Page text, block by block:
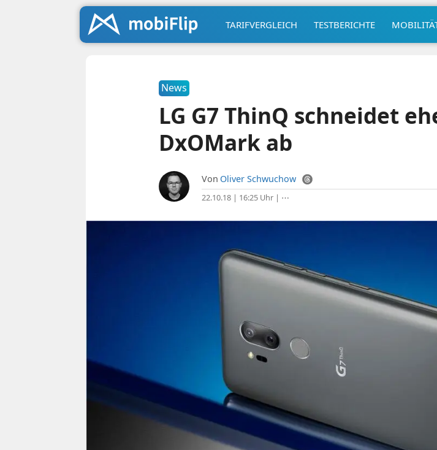
TARIFVERGLEICH TESTBERICHTE
News
LG G7 ThinQ schneidet
DxOMark ab
Von Oliver Schwuchow
22.10.18 | 16:25 Uhr| ⋯